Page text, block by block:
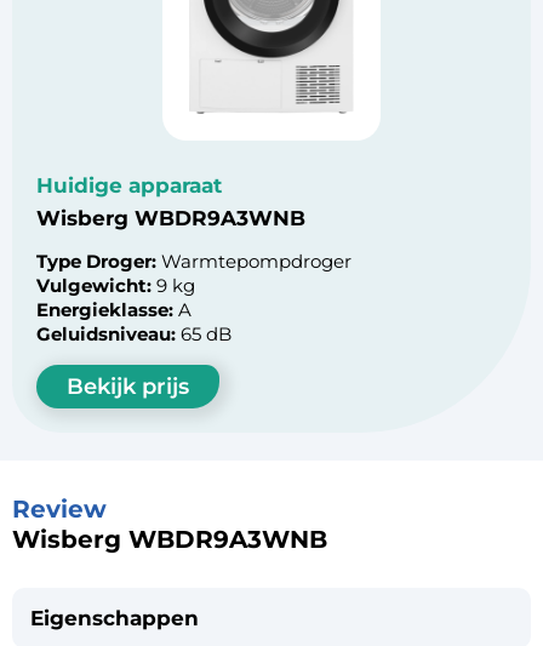
Huidige apparaat
Wisberg WBDR9A3WNB
Type Droger: Warmtepompdroger
Vulgewicht: 9 kg
Energieklasse: A
Geluidsniveau: 65 dB
Bekijk prijs
Review
Wisberg WBDR9A3WNB
Eigenschappen